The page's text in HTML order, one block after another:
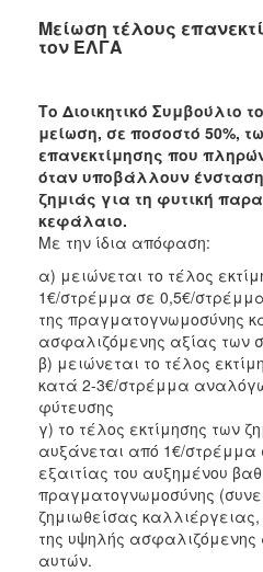
Ηλεκτρονική
Διακυβέρνηση
Επιτροπές
Αγροτική
Ανάπτυξη
Ανακοινώσεις
Προγράμματα
Προσχολική
Αγωγή
Κοιμητήρια
Κέντρο
Οικογένειας
ΤΟΠΟΣ
ΠΟΛΙΤΙΣΜΟΣ
Μείωση τέλους
τον ΕΛΓΑ
Το Διοικητικό Συμβούλιο
μείωση, σε ποσοστό 50%,
επανεκτίμησης που
όταν υποβάλλουν
ζημιάς για τη φυτική
κεφάλαιο.
Με την ίδια απόφαση:
α) μειώνεται το τέλος
1€/στρέμμα σε 0,5€/
της πραγματογνωμοσύνης
ασφαλιζόμενης αξίας των
β) μειώνεται το τέλος
κατά 2-3€/στρέμμα
φύτευσης
γ) το τέλος εκτίμησης των
αυξάνεται από 1€/στρέμμα
εξαιτίας του αυξημένου
πραγματογνωμοσύνης
ζημιωθείσας καλλιέργειας,
της υψηλής ασφαλιζόμενης
αυτών.